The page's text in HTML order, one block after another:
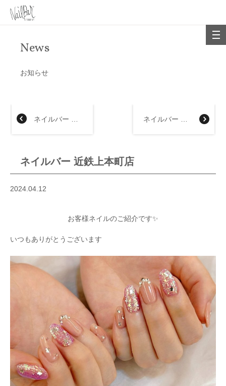
News
お知らせ
ネイルバー 近鉄上本町店
2024.04.12
お客様ネイルのご紹介です✨
いつもありがとうございます